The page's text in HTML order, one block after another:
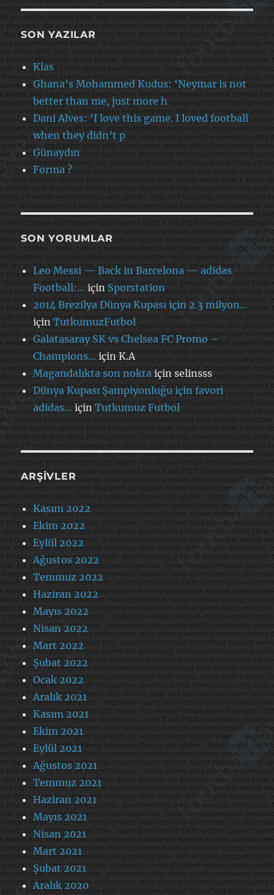
SON YAZILAR
Klas
Ghana’s Mohammed Kudus: ‘Neymar is not
better than me, just more h
Dani Alves: ‘I love this game. I loved football
when they didn’t p
Günaydın
Forma ?
SON YORUMLAR
Leo Messi — Back in Barcelona — adidas
Football:… içinSporstation
2014 Brezilya Dünya Kupası için 2.3 milyon…
içinTutkumuzFutbol
Galatasaray SK vs Chelsea FC Promo –
Champions… içinK.A
Magandalıkta son noktaiçin selinsss
Dünya Kupası Şampiyonluğu için favori
adidas… içinTutkumuz Futbol
ARŞIVLER
Kasım 2022
Ekim 2022
Eylül 2022
Ağustos 2022
Temmuz 2022
Haziran 2022
Mayıs 2022
Nisan 2022
Mart 2022
Şubat 2022
Ocak 2022
Aralık 2021
Kasım 2021
Ekim 2021
Eylül 2021
Ağustos 2021
Temmuz 2021
Haziran 2021
Mayıs 2021
Nisan 2021
Mart 2021
Şubat 2021
Aralık 2020